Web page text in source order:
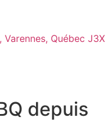
Québec J3X
depuis